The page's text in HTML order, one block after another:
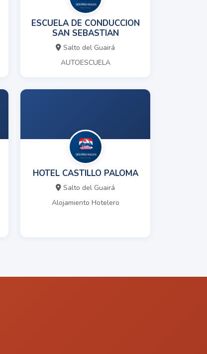
ESCUELA DE CONDUCCION
SAN SEBASTIAN
Salto del Guairá
AUTOESCUELA
HOTEL CASTILLO PALOMA
Salto del Guairá
Alojamiento Hotelero